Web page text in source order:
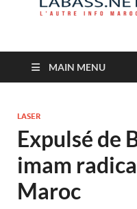
MAIN MENU
LASER
Expulsé de
imam
Maroc